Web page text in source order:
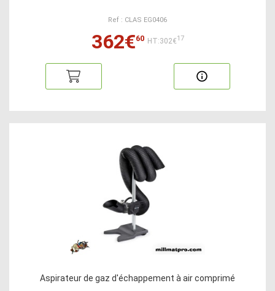
Ref : CLAS EG0406
362€60 HT:302€17
Aspirateur de gaz d'échappement à air comprimé